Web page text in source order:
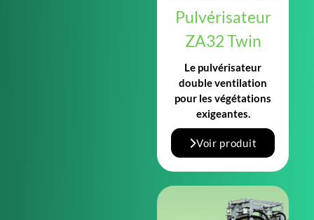
Pulvérisateur
ZA32 Twin
Le pulvérisateur
double ventilation
pour les végétations
exigeantes.
Voir produit